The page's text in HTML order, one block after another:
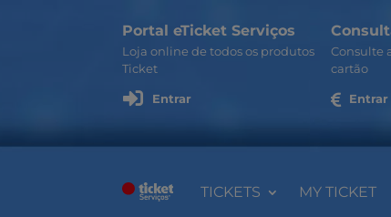
Portal eTicket Serviços
Loja online de todos os produtos
Ticket
 Entrar
Consulte
cartão
 Entrar
TICKETS MY TICKET